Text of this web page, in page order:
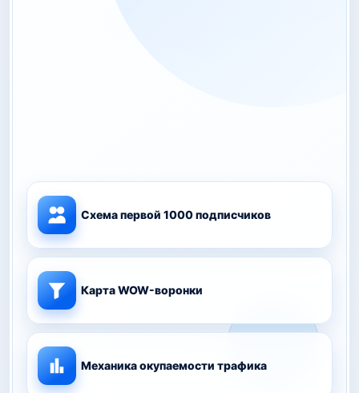
Схема первой 1000 подписчиков
Карта WOW-воронки
Механика окупаемости трафика